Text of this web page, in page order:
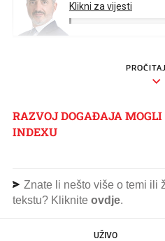
RAZVOJ DOGAĐAJA
INDEXU
Znate li nešto više o temi ili
tekstu? Kliknite ovdje.
UŽIVO